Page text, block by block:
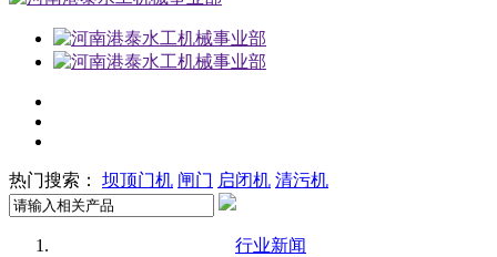
热门搜索： 坝顶门机 闸门 启闭机 清污机
行业新闻